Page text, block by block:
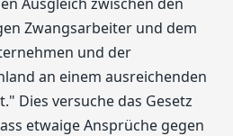
Zwangsarbeiter und dem
und der
an einem ausreichenden
Dies versuche das Gesetz
etwaige Ansprüche gegen